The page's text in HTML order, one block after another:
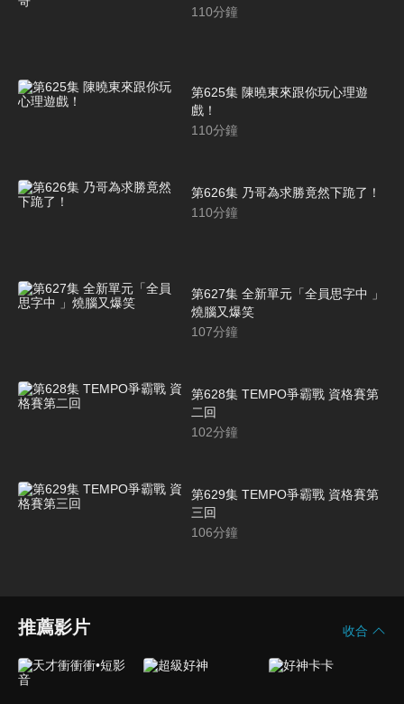
110分鐘
第625集 陳曉東來跟你玩心理遊
戲！
110分鐘
第626集 乃哥為求勝竟然下跪了！
110分鐘
第627集 全新單元「全員思字中 」
燒腦又爆笑
107分鐘
第628集 TEMPO爭霸戰 資格賽第
二回
102分鐘
第629集 TEMPO爭霸戰 資格賽第
三回
106分鐘
推薦影片 收合